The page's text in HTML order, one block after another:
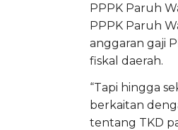
PPPK Paruh
PPPK Paruh
anggaran gaji
fiskal daerah.
“Tapi hingga
berkaitan
tentang TKD